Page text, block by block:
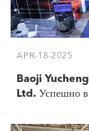
APR-18-2025
Baoji
Ltd. Успешно